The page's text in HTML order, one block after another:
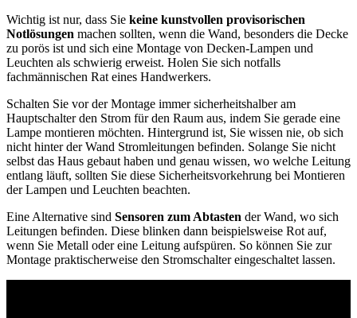
Wichtig ist nur, dass Sie keine kunstvollen provisorischen
Notlösungen machen sollten, wenn die Wand, besonders die Decke
zu porös ist und sich eine Montage von Decken-Lampen und
Leuchten als schwierig erweist. Holen Sie sich notfalls
fachmännischen Rat eines Handwerkers.
Schalten Sie vor der Montage immer sicherheitshalber am
Hauptschalter den Strom für den Raum aus, indem Sie gerade eine
Lampe montieren möchten. Hintergrund ist, Sie wissen nie, ob sich
nicht hinter der Wand Stromleitungen befinden. Solange Sie nicht
selbst das Haus gebaut haben und genau wissen, wo welche Leitung
entlang läuft, sollten Sie diese Sicherheitsvorkehrung bei Montieren
der Lampen und Leuchten beachten.
Eine Alternative sind Sensoren zum Abtasten der Wand, wo sich
Leitungen befinden. Diese blinken dann beispielsweise Rot auf,
wenn Sie Metall oder eine Leitung aufspüren. So können Sie zur
Montage praktischerweise den Stromschalter eingeschaltet lassen.